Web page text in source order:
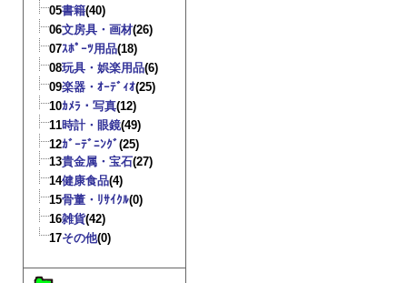
05書籍(40)
06文房具・画材(26)
07ｽﾎﾟｰﾂ用品(18)
08玩具・娯楽用品(6)
09楽器・ｵｰﾃﾞｨｵ(25)
10ｶﾒﾗ・写真(12)
11時計・眼鏡(49)
12ｶﾞｰﾃﾞﾆﾝｸﾞ(25)
13貴金属・宝石(27)
14健康食品(4)
15骨董・ﾘｻｲｸﾙ(0)
16雑貨(42)
17その他(0)